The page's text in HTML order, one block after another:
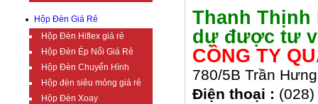
Hộp Đèn Giá Rẻ
Hộp Đèn Hiflex giá rẻ
Hộp Đèn Ép Nổi Giá Rẻ
Hộp Đèn Chuyển Hình
Hộp đèn siêu mỏng giá rẻ
Hộp Đèn Xoay
Thanh Thịnh
dự được tư
CÔNG TY
780/5B Trần
Điện thoại :